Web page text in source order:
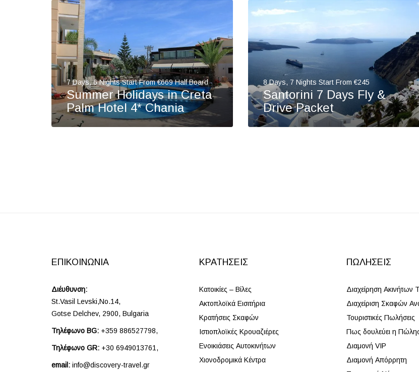
7 Days, 6 Nights Start From €669 Half Board
Summer Holidays in Creta
Palm Hotel 4* Chania
8 Days, 7 Nights Start From €245
Santorini 7 Days Fly &
Drive Packet
ΕΠΙΚΟΙΝΩΝΊΑ
Διέυθυνση:
St.Vasil Levski,No.14,
Gotse Delchev, 2900, Bulgaria
Τηλέφωνο BG: +359 886527798,
Τηλέφωνο GR: +30 6949013761,
email: info@discovery-travel.gr
ΚΡΑΤΉΣΕΙΣ
Κατοικίες – Βίλες
Ακτοπλοϊκά Εισιτήρια
Κρατήσεις Σκαφών
Ιστιοπλοϊκές Κρουαζιέρες
Ενοικιάσεις Αυτοκινήτων
Χιονοδρομικά Κέντρα
ΠΩΛΉΣΕΙΣ
Διαχείρηση Ακινήτων
Διαχείριση Σκαφών
Τουριστικές Πωλήσεις
Πως δουλεύει η
Διαμονή VIP
Διαμονή Απόρρητη